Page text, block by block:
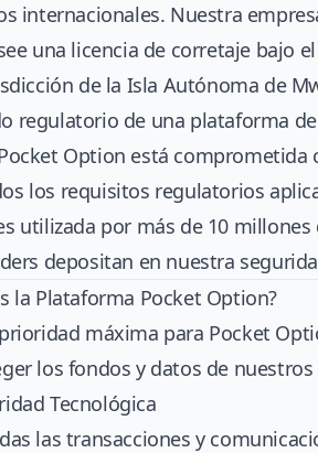
internacionales. Nuestra
una licencia de corretaje bajo
de la Isla Autónoma de
regulatorio de una plataforma
Option está comprometida
los requisitos regulatorios
utilizada por más de 10
depositan en nuestra
la Plataforma Pocket Option?
máxima para Pocket
los fondos y datos de nuestros
Tecnológica
las transacciones y